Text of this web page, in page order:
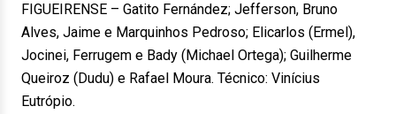
FIGUEIRENSE – Gatito Fernández; Jefferson, Bruno
Alves, Jaime e Marquinhos Pedroso; Elicarlos (Ermel),
Jocinei, Ferrugem e Bady (Michael Ortega); Guilherme
Queiroz (Dudu) e Rafael Moura. Técnico: Vinícius
Eutrópio.